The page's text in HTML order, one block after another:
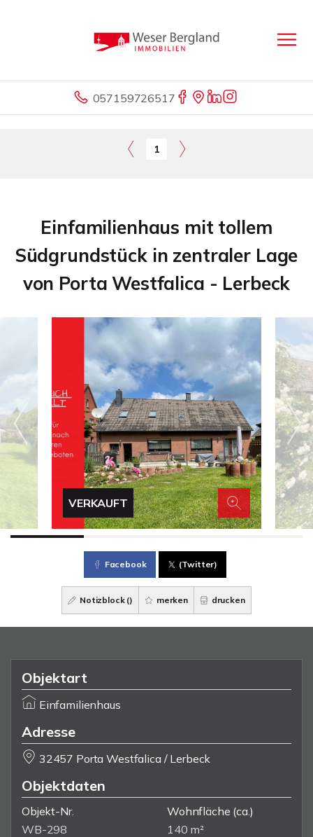
057159726517
1
Einfamilienhaus mit tollem
Südgrundstück in zentraler Lage
von Porta Westfalica - Lerbeck
VERKAUFT
Facebook (Twitter)
Notizblock () merken drucken
Objektart
Einfamilienhaus
Adresse
32457 Porta Westfalica / Lerbeck
Objektdaten
Objekt-Nr.
WB-298
Wohnfläche (ca.)
140 m²